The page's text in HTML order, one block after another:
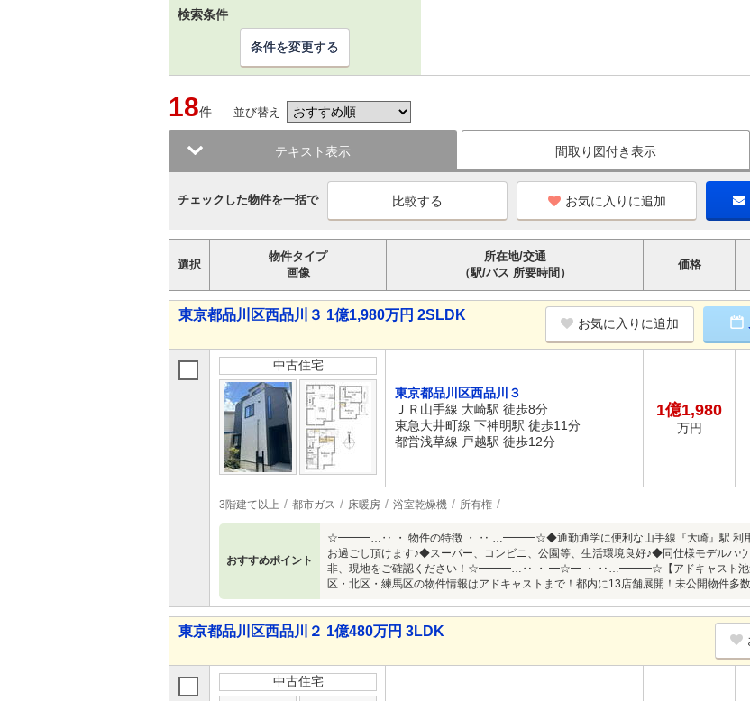
検索条件
条件を変更する
18件 並び替え
テキスト表示 間取り図付き表示
チェックした物件を一括で お気に入りに追加
選択
物件タイプ
画像
所在地/交通
（駅/バス 所要時間）
価格
東京都品川区西品川３ 1億1,980万円 2SLDK
お気に入りに追加
中古住宅
東京都品川区西品川３
ＪＲ山手線 大崎駅 徒歩8分
東急大井町線 下神明駅 徒歩11分
都営浅草線 戸越駅 徒歩12分
1億1,980
万円
3階建て以上 都市ガス 床暖房 浴室乾燥機 所有権
おすすめポイント
☆━━━…‥ ・ 物件の特徴 ・ ‥ …━━━☆◆通勤通学に便利な山手線『大崎』駅 利用
お過ごし頂けます♪◆スーパー、コンビニ、公園等、生活環境良好♪◆同仕様モデルハ
非、現地をご確認ください！☆━━━…‥ ・ ━☆━ ・ ‥…━━━☆【アドキャスト池袋
区・北区・練馬区の物件情報はアドキャストまで！都内に13店舗展開！未公開物件多
東京都品川区西品川２ 1億480万円 3LDK
中古住宅